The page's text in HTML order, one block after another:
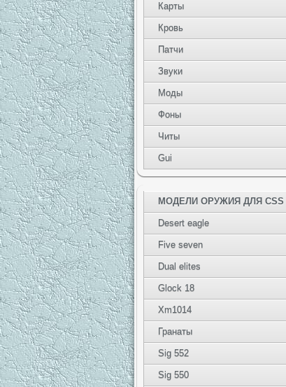
Карты
Кровь
Патчи
Звуки
Моды
Фоны
Читы
Gui
МОДЕЛИ ОРУЖИЯ ДЛЯ CSS
Desert eagle
Five seven
Dual elites
Glock 18
Xm1014
Гранаты
Sig 552
Sig 550